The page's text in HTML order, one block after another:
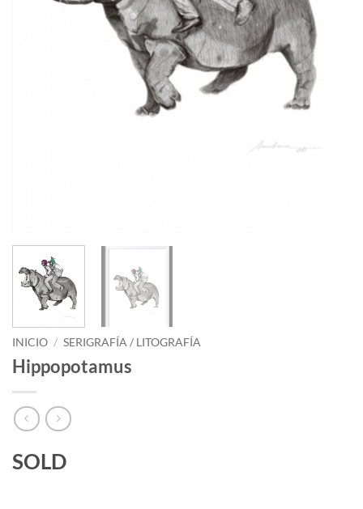
INICIO / SERIGRAFÍA / LITOGRAFÍA
Hippopotamus
SOLD